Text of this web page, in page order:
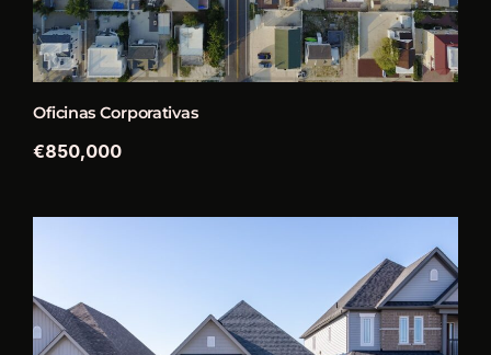
Oficinas Corporativas
€850,000